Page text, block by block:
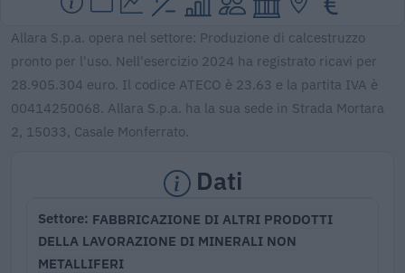
Allara S.p.a. opera nel settore: Produzione di calcestruzzo
pronto per l'uso. Nell'esercizio 2024 ha registrato ricavi per
28.905.304 euro. Il codice ATECO è 23.63 e la partita IVA è
00414250068. Allara S.p.a. ha la sua sede in Strada Mortara
2, 15033, Casale Monferrato.
Dati
Settore FABBRICAZIONE DI ALTRI PRODOTTI
DELLA LAVORAZIONE DI MINERALI NON
METALLIFERI